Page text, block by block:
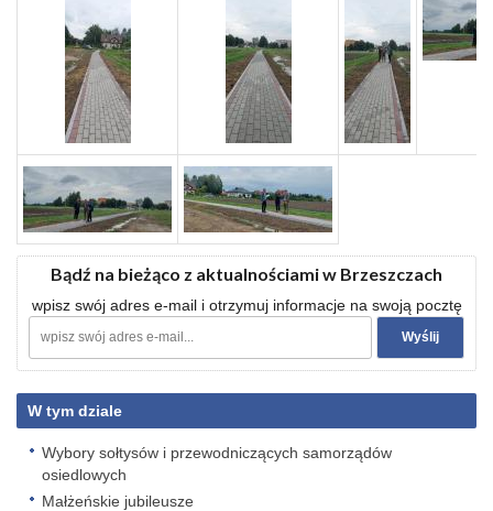
Bądź na bieżąco z aktualnościami w Brzeszczach
wpisz swój adres e-mail i otrzymuj informacje na swoją pocztę
W tym dziale
Wybory sołtysów i przewodniczących samorządów
osiedlowych
Małżeńskie jubileusze